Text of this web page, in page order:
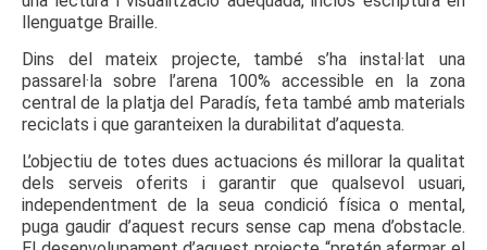
llenguatge Braille.
Dins del mateix projecte, també s’ha instal·lat una
passarel·la sobre l’arena 100% accessible en la zona
central de la platja del Paradís, feta també amb materials
reciclats i que garanteixen la durabilitat d’aquesta.
L’objectiu de totes dues actuacions és millorar la qualitat
dels serveis oferits i garantir que qualsevol usuari,
independentment de la seua condició física o mental,
puga gaudir d’aquest recurs sense cap mena d’obstacle.